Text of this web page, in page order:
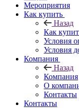
Мероприятия
Как купить
Назад
Как
Условия
Условия
Компания
Назад
Компания
О
Контакты
Контакты